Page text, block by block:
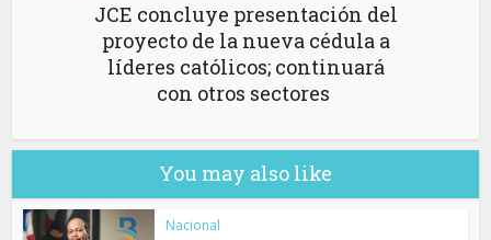
JCE concluye presentación del
proyecto de la nueva cédula a
líderes católicos; continuará
con otros sectores
You may also like
Nacional